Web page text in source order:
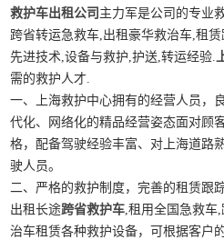
救护车出租公司 主力军是公司的专业
跨省转运急救车,出租豪华救治车,租
先进技术,设备与救护,护送,转运经验.
需的救护人才.
一、上海救护中心拥有的经营人员，
代化、网络化的精品经营姿态面对顾
格，配备驾驶经验丰富、对上海道路
驶人员。
二、严格的救护制度，完善的租赁跟
出租长途跨省救护车,租用全国急救车
治车租赁各种救护设备，可根据客户